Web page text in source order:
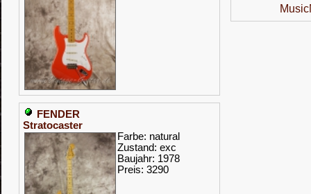
FENDER
Stratocaster
Farbe: natural
Zustand: exc
Baujahr: 1978
Preis: 3290